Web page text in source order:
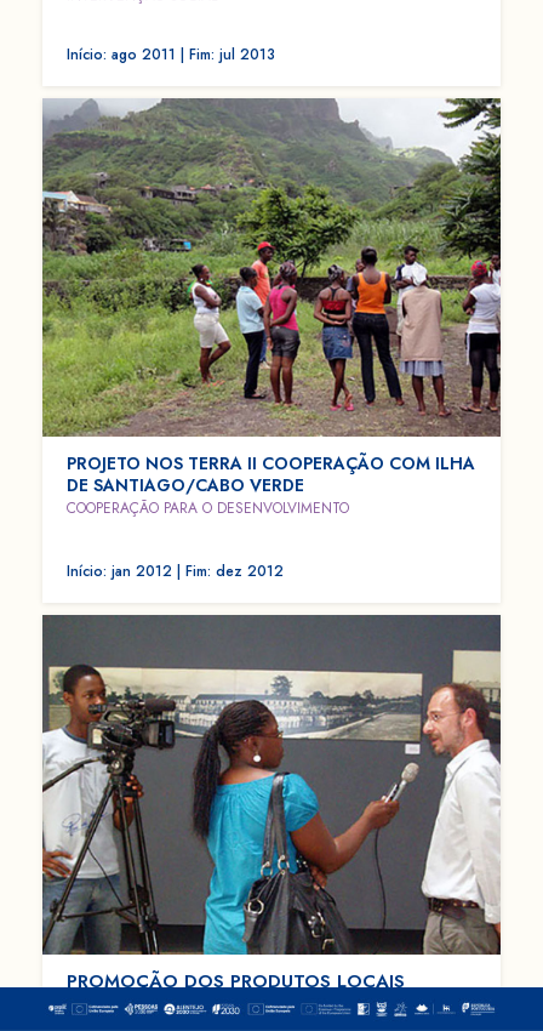
Início: ago 2011 | Fim: jul 2013
PROJETO NOS TERRA II COOPERAÇÃO COM ILHA
DE SANTIAGO/CABO VERDE
COOPERAÇÃO PARA O DESENVOLVIMENTO
Início: jan 2012 | Fim: dez 2012
PROMOÇÃO DOS PRODUTOS LOCAIS
COOPERAÇÃO COM S. TOMÉ E PRÍNCIPE